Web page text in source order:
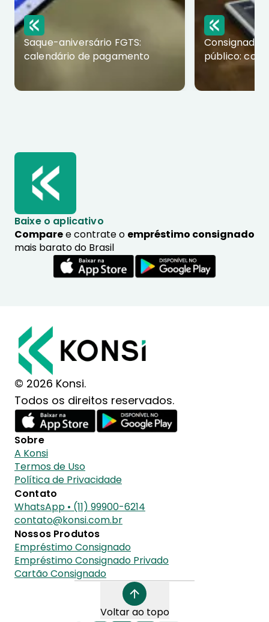
Saque-aniversário FGTS:
calendário de pagamento
Consignado
público:
Baixe o aplicativo
Comparee contrate o empréstimo consignado
mais barato do Brasil
© 2026 Konsi.
Todos os direitos reservados.
Sobre
A Konsi
Termos de Uso
Política de Privacidade
Contato
WhatsApp • (11) 99900-6214
contato@konsi.com.br
Nossos Produtos
Empréstimo Consignado
Empréstimo Consignado Privado
Cartão Consignado
Voltar ao topo